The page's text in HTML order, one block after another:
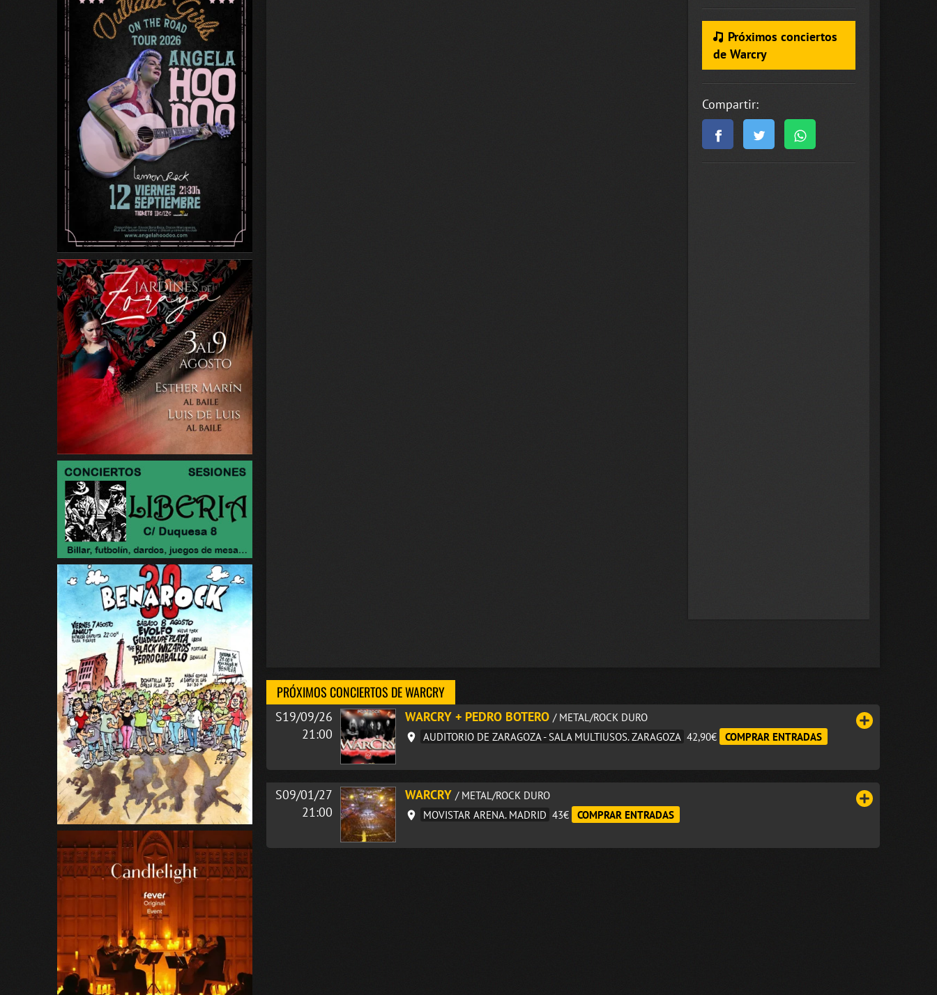
Próximos conciertos
de Warcry
Compartir:
PRÓXIMOS CONCIERTOS DE WARCRY
S19/09/26
21:00
WARCRY + PEDRO BOTERO / METAL/ROCK DURO
AUDITORIO DE ZARAGOZA - SALA MULTIUSOS. ZARAGOZA 42,90€ COMPRAR ENTRADAS
S09/01/27
21:00
WARCRY / METAL/ROCK DURO
MOVISTAR ARENA. MADRID 43€ COMPRAR ENTRADAS